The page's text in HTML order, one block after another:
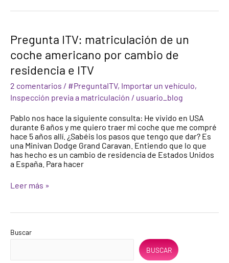
Pregunta ITV: matriculación de un
coche americano por cambio de
residencia e ITV
2 comentarios / #PreguntaITV, Importar un vehículo,
Inspección previa a matriculación / usuario_blog
Pablo nos hace la siguiente consulta: He vivido en USA
durante 6 años y me quiero traer mi coche que me compré
hace 5 años allí. ¿Sabéis los pasos que tengo que dar? Es
una Minivan Dodge Grand Caravan. Entiendo que lo que
has hecho es un cambio de residencia de Estados Unidos
a España. Para hacer
Pregunta
ITV:
matriculación
un
coche
americano
por
de
residencia
e
ITV
Leer más »
Buscar
BUSCAR